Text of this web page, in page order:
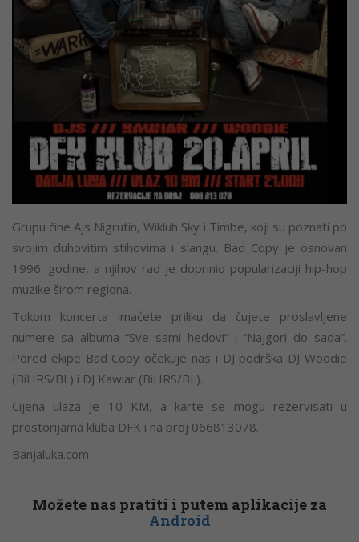
Grupu čine Ajs Nigrutin, Wikluh Sky i Timbe, koji su poznati po
svojim duhovitim stihovima i slangu. Bad Copy je osnovan
1996. godine, a njihov rad je doprinio popularizaciji hip-hop
muzike širom regiona.
Tokom koncerta imaćete priliku da čujete proslavljene
numere sa albuma “Sve sami hedovi” i “Najgori do sada”.
Pored ekipe Bad Copy očekuje nas i DJ podrška DJ Woodie
(BiHRS/BL) i DJ Kawiar (BiHRS/BL).
Cijena ulaza je 10 KM, a karte se mogu rezervisati u
prostorijama kluba DFK i na broj 066813078.
Banjaluka.com
Možete nas pratiti i putem aplikacije za
Android